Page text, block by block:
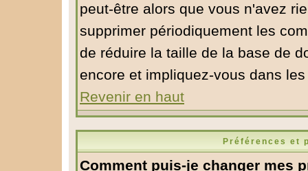
peut-être alors que vous n'avez
supprimer périodiquement les
de réduire la taille de la base de
encore et impliquez-vous dans
Revenir en haut
Préférences et
Comment puis-je changer mes